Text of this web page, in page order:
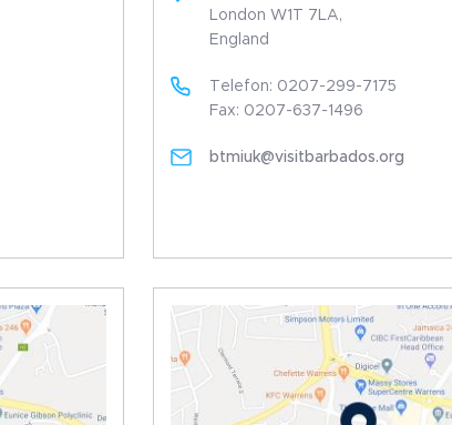
London W1T 7LA,
England
Telefon: 0207-299-7175
Fax: 0207-637-1496
btmiuk@visitbarbados.org